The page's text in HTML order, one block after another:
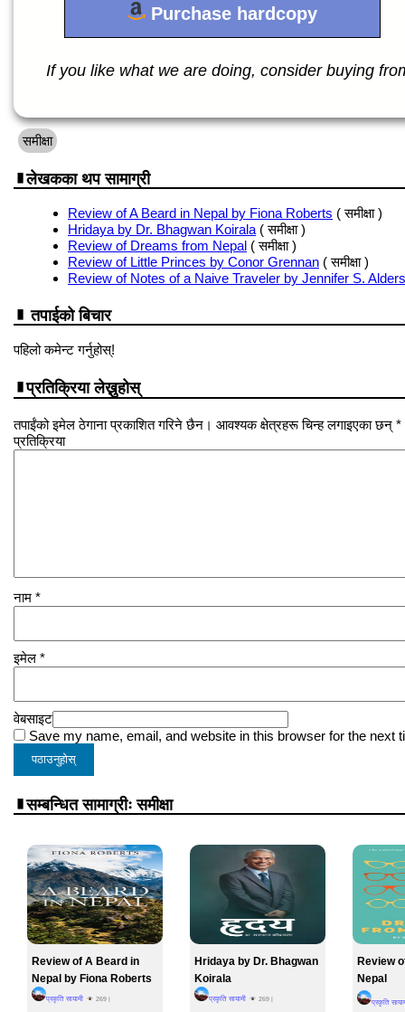
Purchase hardcopy
If you like what we are doing, consider buying
समीक्षा
लेखकका थप सामाग्री
Review of A Beard in Nepal by Fiona Roberts ( समीक्षा )
Hridaya by Dr. Bhagwan Koirala ( समीक्षा )
Review of Dreams from Nepal ( समीक्षा )
Review of Little Princes by Conor Grennan ( समीक्षा )
Review of Notes of a Naive Traveler by Jennifer S.
तपाईको बिचार
पहिलो कमेन्ट गर्नुहोस्!
प्रतिक्रिया लेख्नुहोस्
तपाईंको इमेल ठेगाना प्रकाशित गरिने छैन। आवश्यक क्षेत्रहरू चिन्ह लगाइएका छन् *
प्रतिक्रिया
नाम *
इमेल *
वेबसाइट
Save my name, email, and website in this browser for the next
सम्बन्धित सामाग्रीः समीक्षा
Review of A Beard in
Nepal by Fiona Roberts
प्रकृति सायामी 269|
Hridaya by Dr. Bhagwan
Koirala
प्रकृति सायामी 269|
Review
Nepal
प्रकृति